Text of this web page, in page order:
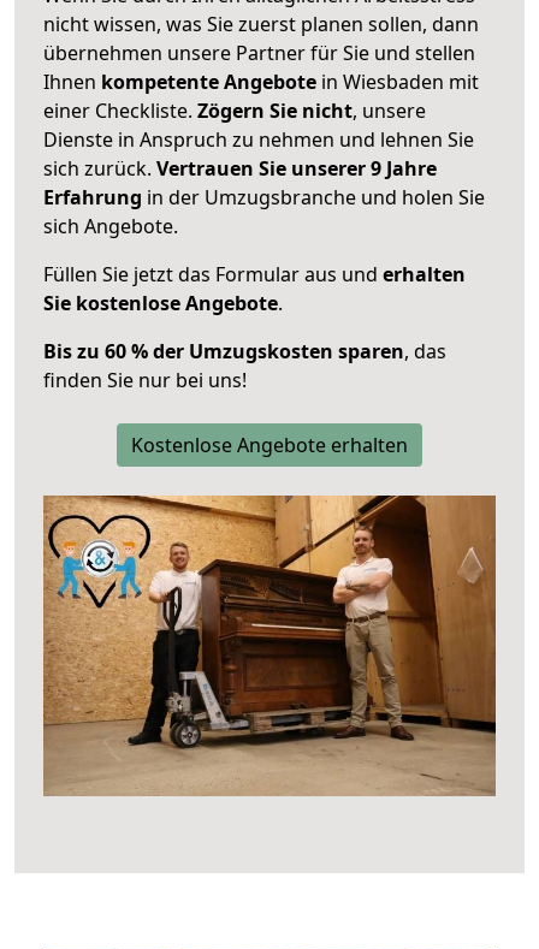
nicht wissen, was Sie zuerst planen sollen, dann
übernehmen unsere Partner für Sie und stellen
Ihnen kompetente Angebote in Wiesbaden mit
einer Checkliste. Zögern Sie nicht, unsere
Dienste in Anspruch zu nehmen und lehnen Sie
sich zurück. Vertrauen Sie unserer 9 Jahre
Erfahrung in der Umzugsbranche und holen Sie
sich Angebote.
Füllen Sie jetzt das Formular aus und erhalten
Sie kostenlose Angebote.
Bis zu 60 % der Umzugskosten sparen, das
finden Sie nur bei uns!
Kostenlose Angebote erhalten